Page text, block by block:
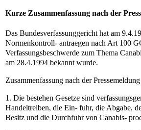
Kurze Zusammenfassung nach der
Das Bundesverfassunggericht hat am
Normenkontroll- antraegen nach Art 100
Verfassungsbeschwerde zum Thema
am 28.4.1994 bekannt wurde.
Zusammenfassung nach der Pressemeldung
1. Die bestehen Gesetze sind
Handeltreiben, die Ein- fuhr, die Abgabe,
Besitz und die Durchfuhr von Canabis-